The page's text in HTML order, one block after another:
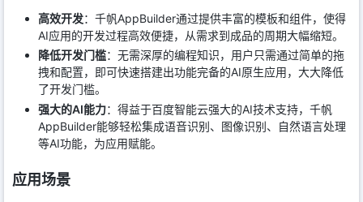
高效开发：千帆AppBuilder通过提供丰富的模板和组件，使得
AI应用的开发过程高效便捷，从需求到成品的周期大幅缩短。
降低开发门槛：无需深厚的编程知识，用户只需通过简单的拖
拽和配置，即可快速搭建出功能完备的AI原生应用，大大降低
了开发门槛。
强大的AI能力：得益于百度智能云强大的AI技术支持，千帆
AppBuilder能够轻松集成语音识别、图像识别、自然语言处理
等AI功能，为应用赋能。
应用场景